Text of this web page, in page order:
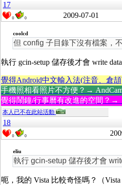
17
0 0 2009-07-01
coolcd
但 config 子目錄下沒有檔案，
執行 gcin-setup 儲存後才會 write data
覺得Android中文輸入法(注音、倉
手機照相看照片不方便？→
覺得鬧鐘/行事曆有改進的空間？→
本人已不在此站活動
18
0 0
eliu
執行 gcin-setup 儲存後才會
呃，我的 Vista 比較奇怪嗎？（Vista